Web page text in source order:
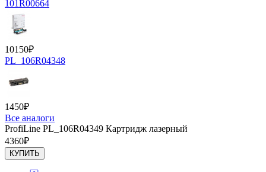
101R00664
10150₽
PL_106R04348
1450₽
Все аналоги
ProfiLine PL_106R04349 Картридж лазерный
4360₽
КУПИТЬ